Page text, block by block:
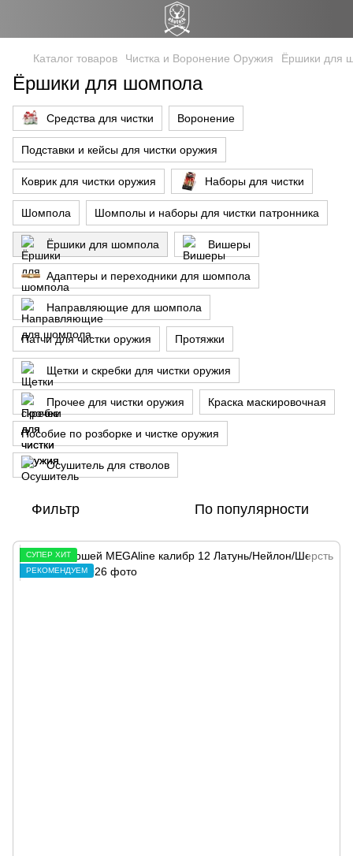
Каталог товаров Чистка и Воронение Оружия Ёршики для
Ёршики для шомпола
Средства для чистки Воронение
Подставки и кейсы для чистки оружия
Коврик для чиcтки оружия Наборы для чистки
Шомпола Шомполы и наборы для чистки патронника
Ёршики для шомпола Вишеры
Адаптеры и переходники для шомпола
Направляющие для шомпола
Патчи для чистки оружия Протяжки
Щетки и скребки для чистки оружия
Прочее для чистки оружия Краска маскировочная
Пособие по розборке и чистке оружия
Осушитель для стволов
Фильтр По популярности
СУПЕР ХИТ
РЕКОМЕНДУЕМ